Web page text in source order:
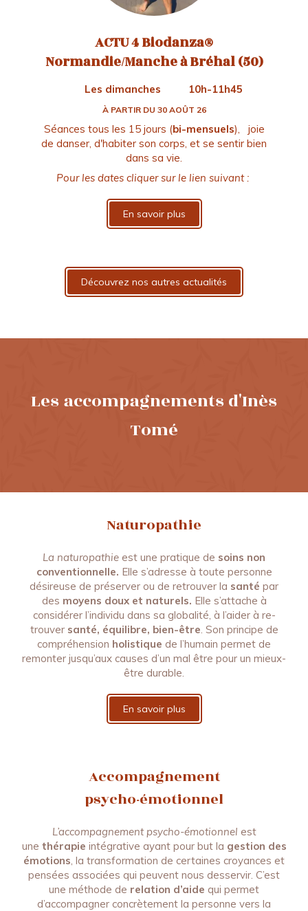
ACTU4 Biodanza®
Normandie/Manche à Bréhal (50)
Les dimanches 10h-11h45
À PARTIR DU 30 AOÛT 26
Séances tous les 15 jours (bi-mensuels), joie
de danser, d'habiter son corps, et se sentir bien
dans sa vie.
Pour les dates cliquer sur le lien suivant :
En savoir plus
Découvrez nos autres actualités
Les accompagnements d'Inès
Tomé
Naturopathie
La naturopathie est une pratique de soins non
conventionnelle. Elle s’adresse à toute personne
désireuse de préserver ou de retrouver la santé par
des moyens doux et naturels. Elle s’attache à
considérer l’individu dans sa globalité, à l’aider à re-
trouver santé, équilibre, bien-être. Son principe de
compréhension holistique de l’humain permet de
remonter jusqu’aux causes d’un mal être pour un mieux-
être durable.
En savoir plus
Accompagnement
psycho-émotionnel
L’accompagnement psycho-émotionnel est
une thérapie intégrative ayant pour but la gestion des
émotions, la transformation de certaines croyances et
pensées associées qui peuvent nous desservir. C’est
une méthode de relation d’aide qui permet
d’accompagner concrètement la personne vers la